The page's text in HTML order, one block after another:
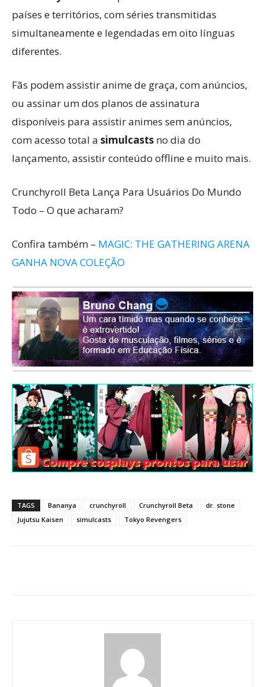
países e territórios, com séries transmitidas
simultaneamente e legendadas em oito línguas
diferentes.
Fãs podem assistir anime de graça, com anúncios,
ou assinar um dos planos de assinatura
disponíveis para assistir animes sem anúncios,
com acesso total a simulcasts no dia do
lançamento, assistir conteúdo offline e muito mais.
Crunchyroll Beta Lança Para Usuários Do Mundo
Todo – O que acharam?
Confira também – MAGIC: THE GATHERING ARENA
GANHA NOVA COLEÇÃO
TAGS Bananya crunchyroll Crunchyroll Beta
dr. stone
Jujutsu Kaisen
simulcasts Tokyo Revengers